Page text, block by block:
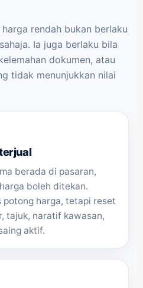
rendah bukan berlaku
Ia juga berlaku bila
dokumen, atau
tidak menunjukkan nilai
berada di pasaran,
boleh ditekan.
potong harga, tetapi reset
tajuk, naratif kawasan,
aktif.